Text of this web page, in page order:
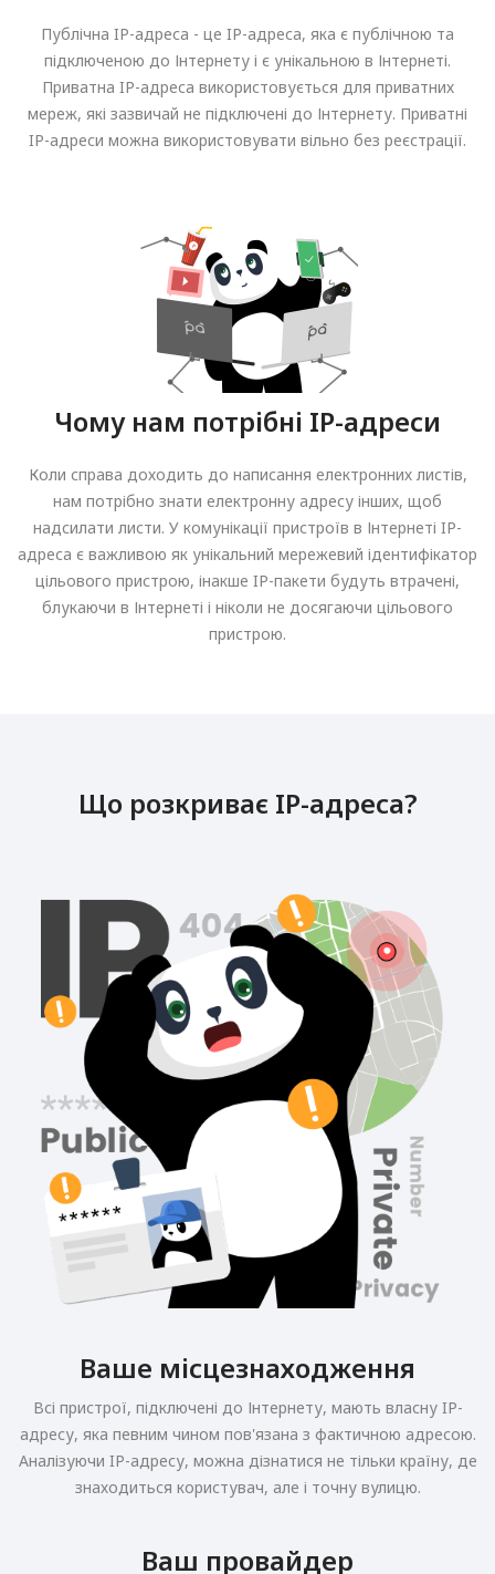
Публічна IP-адреса - це IP-адреса, яка є публічною та
підключеною до Інтернету і є унікальною в Інтернеті.
Приватна IP-адреса використовується для приватних
мереж, які зазвичай не підключені до Інтернету. Приватні
IP-адреси можна використовувати вільно без реєстрації.
Чому нам потрібні IP-адреси
Коли справа доходить до написання електронних листів,
нам потрібно знати електронну адресу інших, щоб
надсилати листи. У комунікації пристроїв в Інтернеті IP-
адреса є важливою як унікальний мережевий ідентифікатор
цільового пристрою, інакше IP-пакети будуть втрачені,
блукаючи в Інтернеті і ніколи не досягаючи цільового
пристрою.
Що розкриває IP-адреса?
Ваше місцезнаходження
Всі пристрої, підключені до Інтернету, мають власну IP-
адресу, яка певним чином пов'язана з фактичною адресою.
Аналізуючи IP-адресу, можна дізнатися не тільки країну, де
знаходиться користувач, але і точну вулицю.
Ваш провайдер